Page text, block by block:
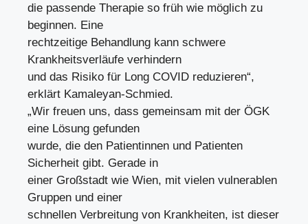
die passende Therapie so früh wie möglich zu
beginnen. Eine
rechtzeitige Behandlung kann schwere
Krankheitsverläufe verhindern
und das Risiko für Long COVID reduzieren“,
erklärt Kamaleyan-Schmied.
„Wir freuen uns, dass gemeinsam mit der ÖGK
eine Lösung gefunden
wurde, die den Patientinnen und Patienten
Sicherheit gibt. Gerade in
einer Großstadt wie Wien, mit vielen vulnerablen
Gruppen und einer
schnellen Verbreitung von Krankheiten, ist dieser